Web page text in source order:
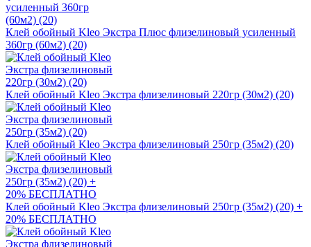
Клей обойный Kleo Экстра Плюс флизелиновый усиленный
360гр (60м2) (20)
Клей обойный Kleo Экстра флизелиновый 220гр (30м2) (20)
Клей обойный Kleo Экстра флизелиновый 250гр (35м2) (20)
Клей обойный Kleo Экстра флизелиновый 250гр (35м2) (20) +
20% БЕСПЛАТНО